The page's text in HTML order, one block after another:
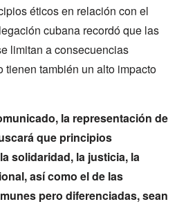
éticos en relación con el
cubana recordó que las
limitan a consecuencias
tienen también un alto impacto
la representación de
que principios
solidaridad, la justicia, la
así como el de las
pero diferenciadas, sean